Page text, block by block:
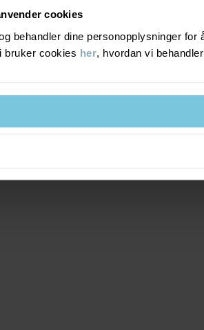
cookies
behandler dine personopplysninger
bruker cookies her, hvordan vi